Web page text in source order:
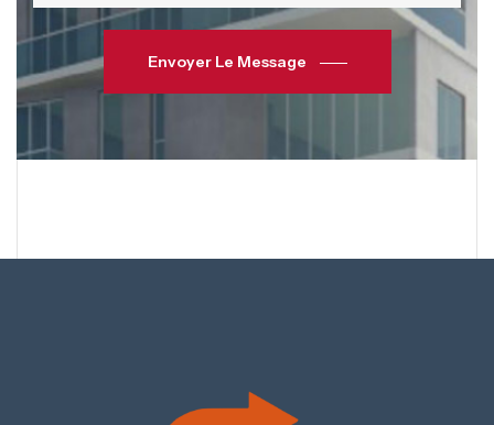
Envoyer Le Message